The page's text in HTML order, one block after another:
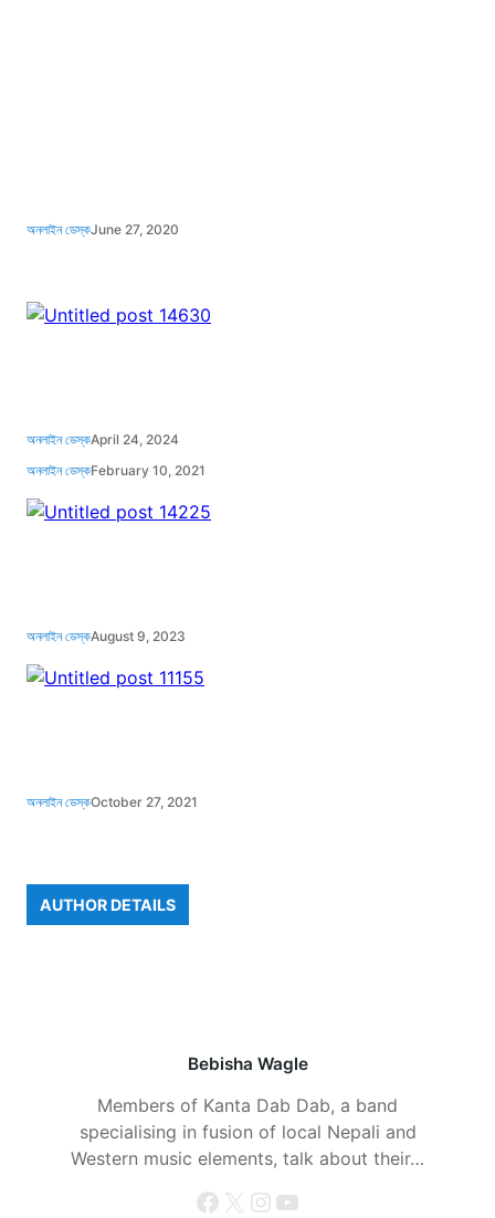
অনলাইন ডেস্কJune 27, 2020
অনলাইন ডেস্কApril 24, 2024
অনলাইন ডেস্কFebruary 10, 2021
অনলাইন ডেস্কAugust 9, 2023
অনলাইন ডেস্কOctober 27, 2021
AUTHOR DETAILS
Bebisha Wagle
Members of Kanta Dab Dab, a band
specialising in fusion of local Nepali and
Western music elements, talk about their…
Facebook X Instagram YouTube